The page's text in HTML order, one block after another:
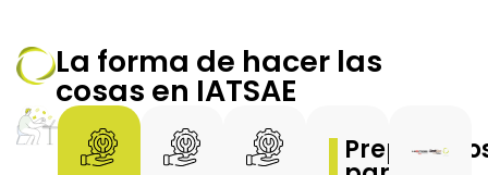
La forma de hacer las
cosas en IATSAE